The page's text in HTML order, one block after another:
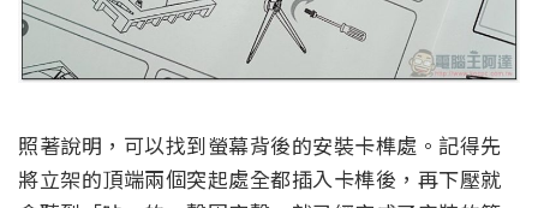
照著說明，可以找到螢幕背後的安裝卡榫處。記得先
將立架的頂端兩個突起處全都插入卡榫後，再下壓就